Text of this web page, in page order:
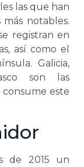
las que han
notables.
registran en
así como el
Galicia,
son las
consume este
de 2015 un